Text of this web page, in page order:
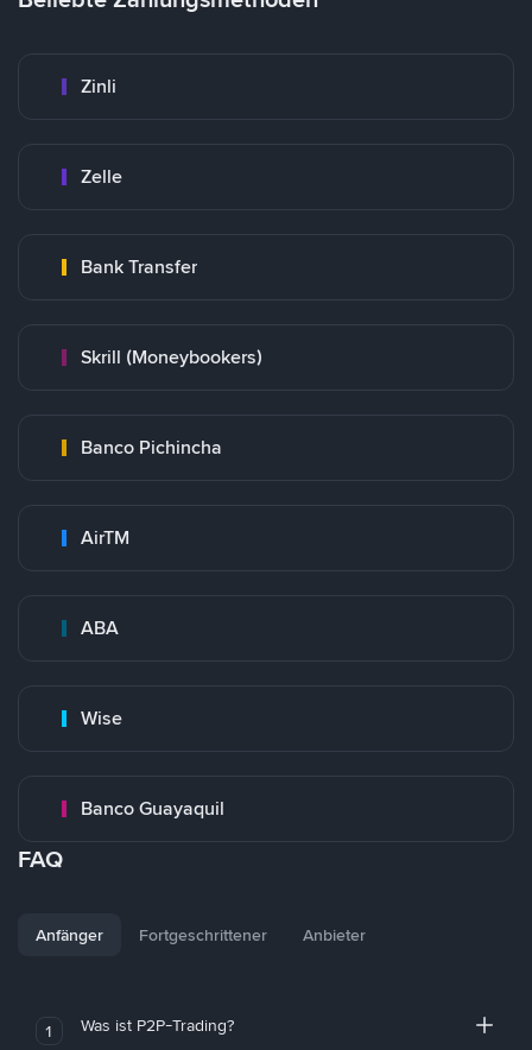
Zinli
Zelle
Bank Transfer
Skrill (Moneybookers)
Banco Pichincha
AirTM
ABA
Wise
Banco Guayaquil
FAQ
Anfänger Fortgeschrittener Anbieter
1 Was ist P2P-Trading?